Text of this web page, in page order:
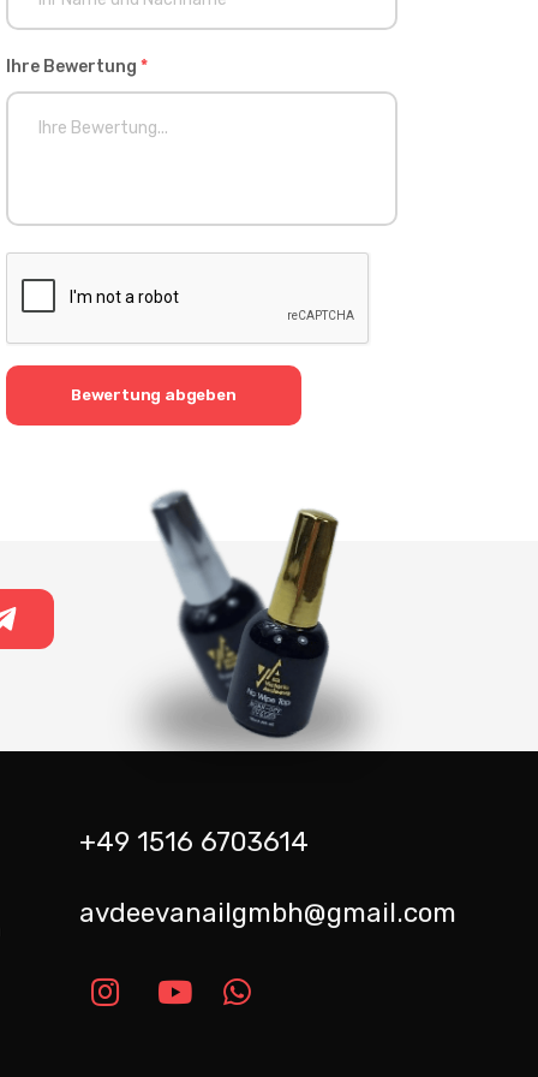
Ihre Bewertung *
Bewertung abgeben
+49 1516 6703614
avdeevanailgmbh@gmail.com